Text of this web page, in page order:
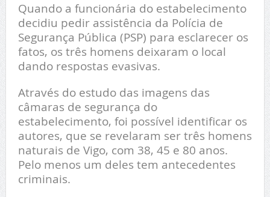
Quando a funcionária do estabelecimento
decidiu pedir assistência da Polícia de
Segurança Pública (PSP) para esclarecer os
fatos, os três homens deixaram o local
dando respostas evasivas.
Através do estudo das imagens das
câmaras de segurança do
estabelecimento, foi possível identificar os
autores, que se revelaram ser três homens
naturais de Vigo, com 38, 45 e 80 anos.
Pelo menos um deles tem antecedentes
criminais.